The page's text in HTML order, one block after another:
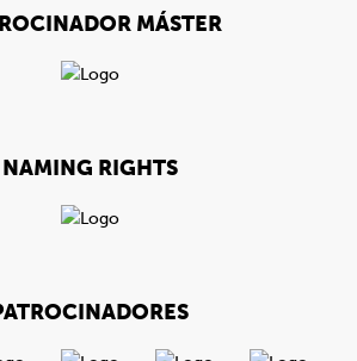
MÁSTER
NAMING RIGHTS